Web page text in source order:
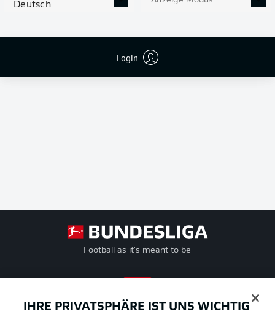
Deutsch
Login
Ich bin damit einverstanden, dass mir externe Inhalte vonJWPlayer
angezeigt werden. Damit können personenbezogene Daten anJWPlayer
Football as it's meant to be
BUNDESLIGA APP
IHRE PRIVATSPHÄRE IST UNS WICHTIG